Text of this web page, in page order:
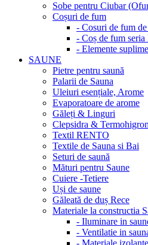
Sobe pentru Ciubar
Coșuri de fum
- Cosuri de fum
- Coș de fum
- Elemente
SAUNE
Pietre pentru saună
Palarii de Sauna
Uleiuri esențiale, Arome
Evaporatoare de arome
Găleți & Linguri
Clepsidra &
Textil RENTO
Textile de Sauna si Bai
Seturi de saună
Mături pentru Saune
Cuiere -Tetiere
Uși de saune
Găleată de duș Rece
Materiale la constructia
- Iluminare in
- Ventilatie in
- Materiale izolante